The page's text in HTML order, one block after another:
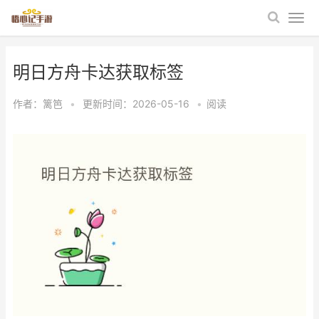
明日方舟卡达获取标签
作者： 篱笆 • 更新时间：2026-05-16 • 阅读